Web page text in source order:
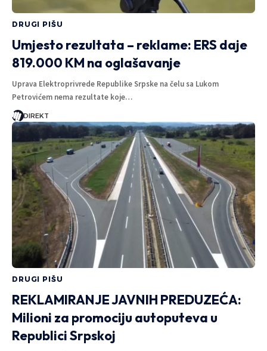
DRUGI PIŠU
Umjesto rezultata – reklame: ERS daje
819.000 KM na oglašavanje
Uprava Elektroprivrede Republike Srpske na čelu sa Lukom
Petrovićem nema rezultate koje…
DIREKT
DRUGI PIŠU
REKLAMIRANJE JAVNIH PREDUZEĆA:
Milioni za promociju autoputeva u
Republici Srpskoj